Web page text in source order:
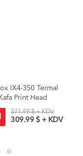
IX4-350 Termal
Kafa Print Head
371.99 $ + KDV
309.99 $ + KDV